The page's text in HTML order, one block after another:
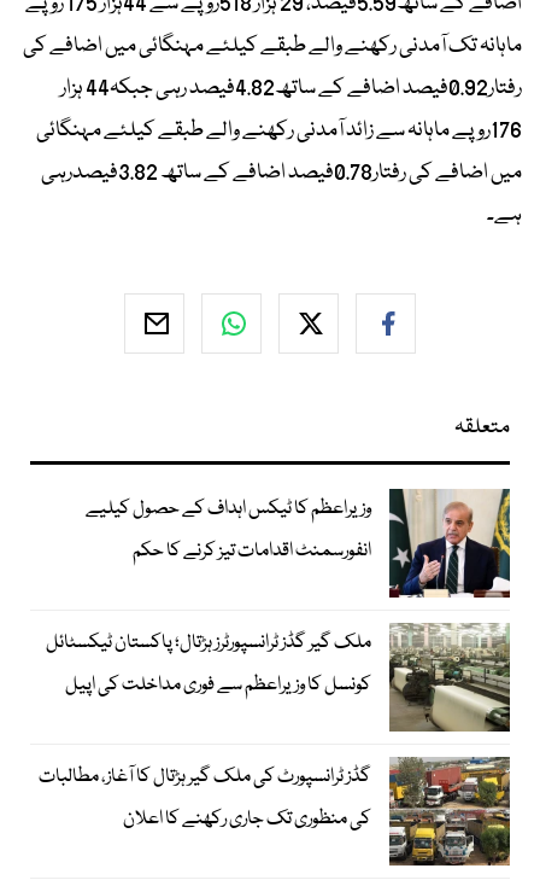
ماہانہ تک آمدنی رکھنے والے طبقے کیلئے مہنگائی میں اضافے کی
رفتار0.92فیصد اضافے کے ساتھ4.82فیصد رہی جبکہ44 ہزار
176روپے ماہانہ سے زائد آمدنی رکھنے والے طبقے کیلئے مہنگائی
میں اضافے کی رفتار0.78فیصد اضافے کے ساتھ 3.82فیصدرہی
ہے۔
متعلقہ
وزیراعظم کا ٹیکس اہداف کے حصول کیلیے
انفورسمنٹ اقدامات تیز کرنے کا حکم
ملک گیر گڈز ٹرانسپورٹرز ہڑتال؛ پاکستان ٹیکسٹائل
کونسل کا وزیراعظم سے فوری مداخلت کی اپیل
گڈز ٹرانسپورٹ کی ملک گیر ہڑتال کا آغاز، مطالبات
کی منظوری تک جاری رکھنے کا اعلان